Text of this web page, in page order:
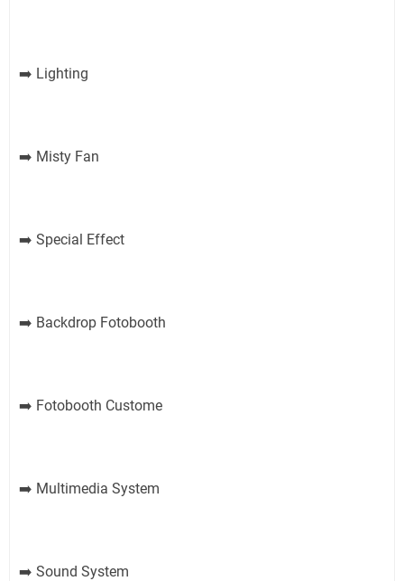
➡️ Lighting
➡️ Misty Fan
➡️ Special Effect
➡️ Backdrop Fotobooth
➡️ Fotobooth Custome
➡️ Multimedia System
➡️ Sound System